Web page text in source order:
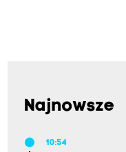
Najnowsze
10:54